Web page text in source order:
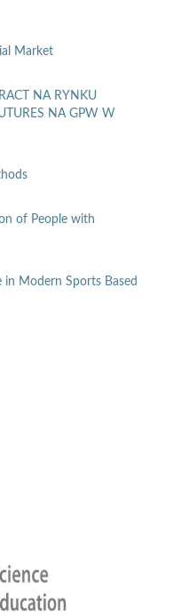
Market
NA RYNKU
NA GPW W
of People with
Modern Sports Based